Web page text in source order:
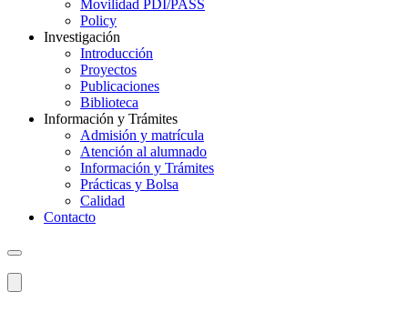
Movilidad PDI/PASS
Policy
Investigación
Introducción
Proyectos
Publicaciones
Biblioteca
Información y Trámites
Admisión y matrícula
Atención al alumnado
Información y Trámites
Prácticas y Bolsa
Calidad
Contacto